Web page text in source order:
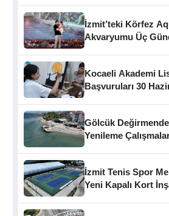
İzmit’teki Körfez
Akvaryumu Üç
Kocaeli Akademi
Başvuruları 30
Gölcük
Yenileme
İzmit Tenis Spor
Yeni Kapalı Kort